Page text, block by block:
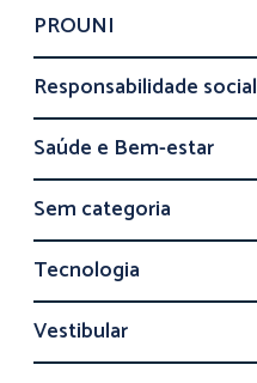
PROUNI
Responsabilidade social
Saúde e Bem-estar
Sem categoria
Tecnologia
Vestibular